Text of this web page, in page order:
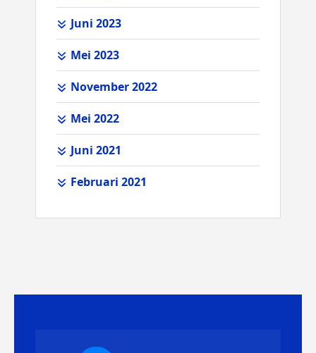
Juni 2023
Mei 2023
November 2022
Mei 2022
Juni 2021
Februari 2021